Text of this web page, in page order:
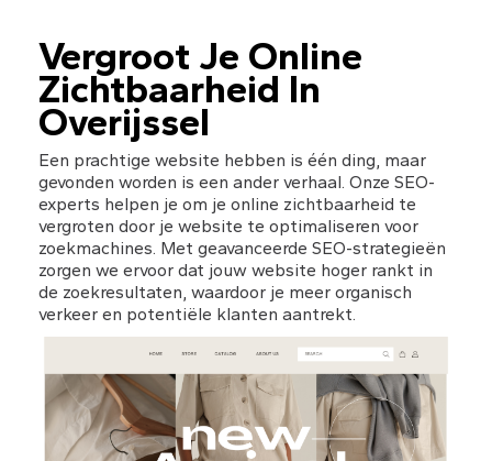
Vergroot Je Online
Zichtbaarheid In
Overijssel
Een prachtige website hebben is één ding, maar
gevonden worden is een ander verhaal. Onze SEO-
experts helpen je om je online zichtbaarheid te
vergroten door je website te optimaliseren voor
zoekmachines. Met geavanceerde SEO-strategieën
zorgen we ervoor dat jouw website hoger rankt in
de zoekresultaten, waardoor je meer organisch
verkeer en potentiële klanten aantrekt.